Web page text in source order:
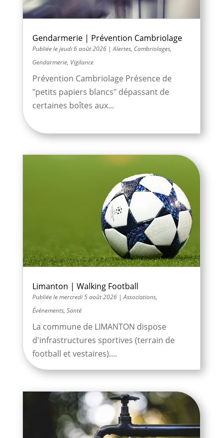
Gendarmerie | Prévention Cambriolage
jeudi 6 août 2026|Alertes, Cambriolages,
Gendarmerie, Vigilance
Prévention Cambriolage Présence de
"petits papiers blancs" dépassant de
certaines boîtes aux...
Limanton | Walking Football
mercredi 5 août 2026|Associations,
Événements, Santé
La commune de LIMANTON dispose
d'infrastructures sportives (terrain de
football et vestaires)....